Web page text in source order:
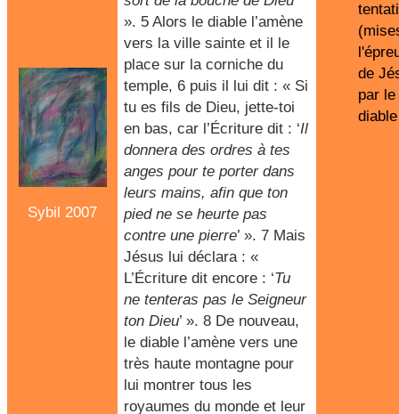
Sybil 2007
». 5 Alors le diable l’amène
vers la ville sainte et il le
place sur la corniche du
temple, 6 puis il lui dit : « Si
tu es fils de Dieu, jette-toi
en bas, car l’Écriture dit : ‘Il
donnera des ordres à tes
anges pour te porter dans
leurs mains, afin que ton
pied ne se heurte pas
contre une pierre’ ». 7 Mais
Jésus lui déclara : «
L’Écriture dit encore : ‘Tu
ne tenteras pas le Seigneur
ton Dieu’ ». 8 De nouveau,
le diable l’amène vers une
très haute montagne pour
lui montrer tous les
royaumes du monde et leur
de
par le
diable